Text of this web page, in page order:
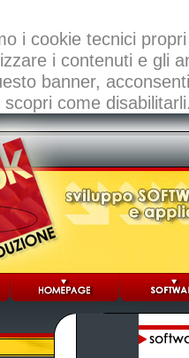
i cookie tecnici
i contenuti e gli
banner,
come